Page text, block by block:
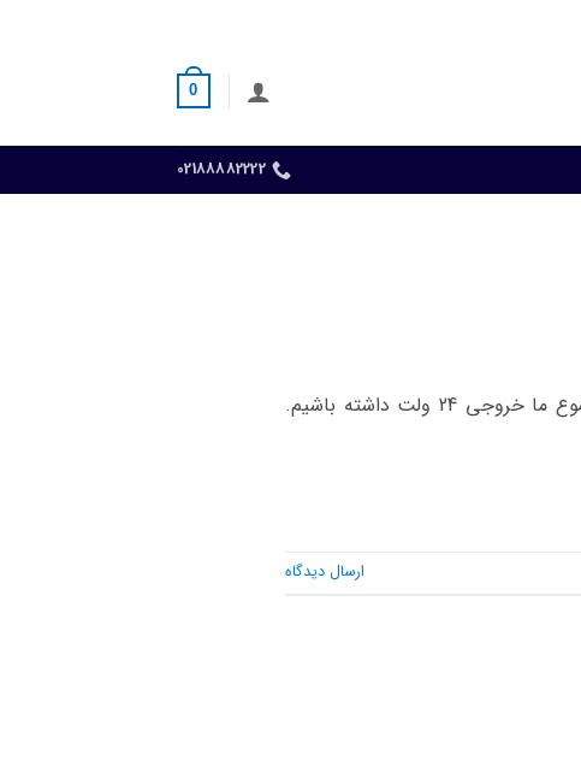
0
02188882222
برای این کار دو باتری 12 ولت ماشین سنگین به صورت سری به هم وصل می شوند تا در مجموع ما خروجی 24 ولت داشته باشیم.
ارسال دیدگاه